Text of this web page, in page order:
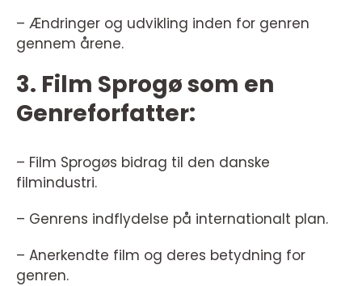
– Ændringer og udvikling inden for genren
gennem årene.
3. Film Sprogø som en
Genreforfatter:
– Film Sprogøs bidrag til den danske
filmindustri.
– Genrens indflydelse på internationalt plan.
– Anerkendte film og deres betydning for
genren.